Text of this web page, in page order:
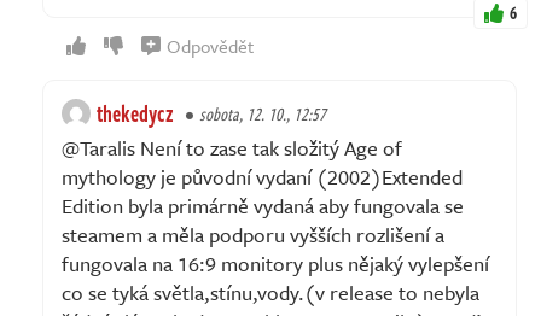
6
Odpovědět
thekedycz sobota, 12. 10., 12:57
@Taralis Není to zase tak složitý Age of
mythology je původní vydaní (2002)Extended
Edition byla primárně vydaná aby fungovala se
steamem a měla podporu vyšších rozlišení a
fungovala na 16:9 monitory plus nějaký vylepšení
co se tyká světla,stínu,vody.(v release to nebyla